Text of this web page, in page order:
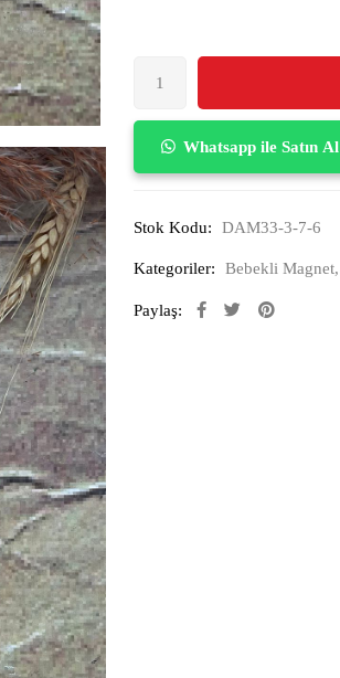
Whatsapp ile Satın Al
Stok Kodu: DAM33-3-7-6
Kategoriler: Bebekli Magnet,
Paylaş: